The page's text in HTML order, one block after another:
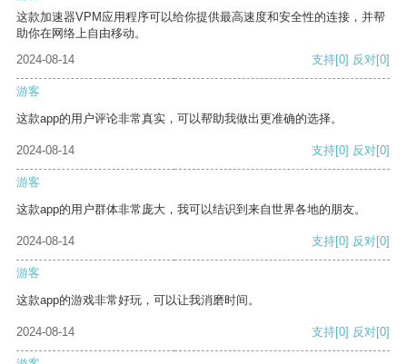
这款加速器VPM应用程序可以给你提供最高速度和安全性的连接，并帮
助你在网络上自由移动。
2024-08-14
支持[0] 反对[0]
游客
这款app的用户评论非常真实，可以帮助我做出更准确的选择。
2024-08-14 支持[0] 反对[0]
游客
这款app的用户群体非常庞大，我可以结识到来自世界各地的朋友。
2024-08-14 支持[0] 反对[0]
游客
这款app的游戏非常好玩，可以让我消磨时间。
2024-08-14 支持[0] 反对[0]